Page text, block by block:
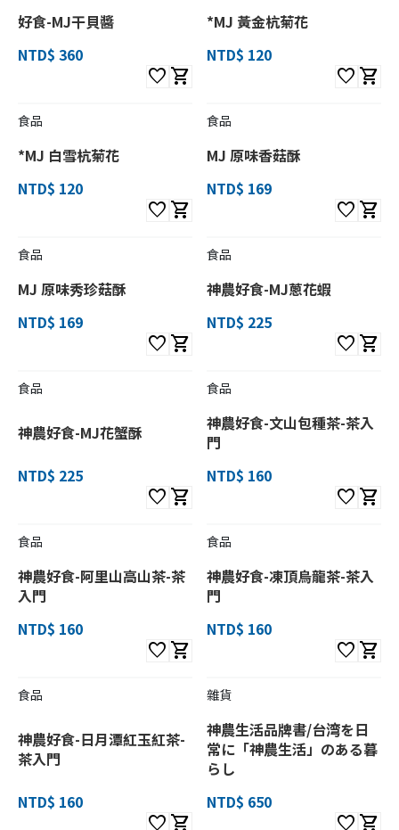
好食-MJ干貝醬
NTD$ 360
favorite shopping_cart
*MJ 黃金杭菊花
NTD$ 120
favorite shopping_cart
食品
*MJ 白雪杭菊花
NTD$ 120
favorite shopping_cart
食品
MJ 原味香菇酥
NTD$ 169
favorite shopping_cart
食品
MJ 原味秀珍菇酥
NTD$ 169
favorite shopping_cart
食品
神農好食-MJ蔥花蝦
NTD$ 225
favorite shopping_cart
食品
神農好食-MJ花蟹酥
NTD$ 225
favorite shopping_cart
食品
神農好食-文山包種茶-茶入
門
NTD$ 160
favorite shopping_cart
食品
神農好食-阿里山高山茶-茶
入門
NTD$ 160
favorite shopping_cart
食品
神農好食-凍頂烏龍茶-茶入
門
NTD$ 160
favorite shopping_cart
食品
神農好食-日月潭紅玉紅茶-
茶入門
NTD$ 160
favorite shopping_cart
雜貨
神農生活品牌書/台湾を日
常に「神農生活」のある暮
らし
NTD$ 650
favorite shopping_cart